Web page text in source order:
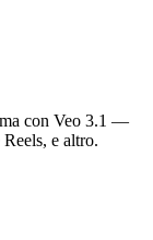
con Veo 3.1 —
e altro.